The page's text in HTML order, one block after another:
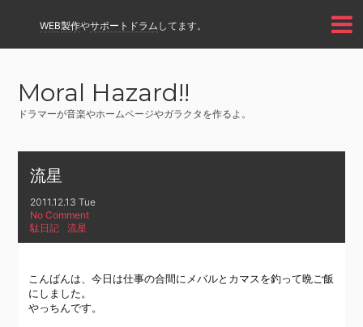
WEB製作やサポートドラム してます。
Moral Hazard!!
ドラマーが音楽やホームページやガラクタを作るよ。
流星
2011.12.13 Tue
No Comment
駄日記
流星
こんばんは、今日は仕事の合間にメバルとカマスを釣って晩ご飯
にしました。
やっちんです。